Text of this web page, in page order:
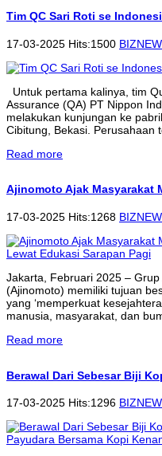
Tim QC Sari Roti se
17-03-2025 Hits:1500
Untuk pertama kalinya, tim
Assurance (QA) PT Nippon
melakukan kunjungan ke
Cibitung, Bekasi. Perusahaan
Read more
Ajinomoto Ajak Masyarakat
17-03-2025 Hits:1268
Jakarta, Februari 2025 –
(Ajinomoto) memiliki tujuan
yang ‘memperkuat
manusia, masyarakat, dan
Read more
Berawal Dari Sebesar Biji
17-03-2025 Hits:1296